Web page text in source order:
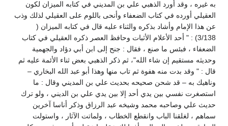
به غيره ، وقد أورد الذهبي علي بن المديني في كتابه الميزان لكون
العقيلي أورده في كتاب الضعفاء وأنحى باللوم على العقيلي لذلك وذب
عن هذا الإمام وأشاد بذكره والثناء عليه قال في كتابه الميزان (
3/138) : " أحد الأعلام الأثبات وحافظ العصر ذكره العقيلي في كتاب
الضعفاء ، فبئس ما صنع ، فقال : جنح إلى ابن أبي دؤاد والجهمية
وحديثه مستقيم إن شاء الله"، ثم ذكر الذهبي بعض ثناء الأئمة عليه ثم
قال : " وقد بدت منه هفوة ثم تاب منها وهذا أبو عبد الله البخاري –
وناهيك به – قد شحن صحيحه بحديث علي بن المديني وقال : ما
استصغرت نفسي بين يدي أحد إلا بين يدي علي بن الديني ، ولو ترك
حديث علي وصاحبه محمد وشيخه عبد الرزاق وذكر أناسا آخرين
سماهم ، لغلقنا الباب وانقطع الخطاب ، ولماتت الآثار ، واستولت